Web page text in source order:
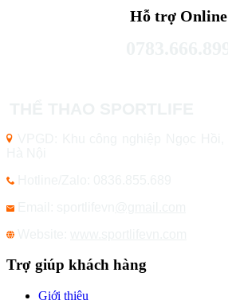
Hỗ trợ Online
Trợ giúp khách hàng
Giới thiệu